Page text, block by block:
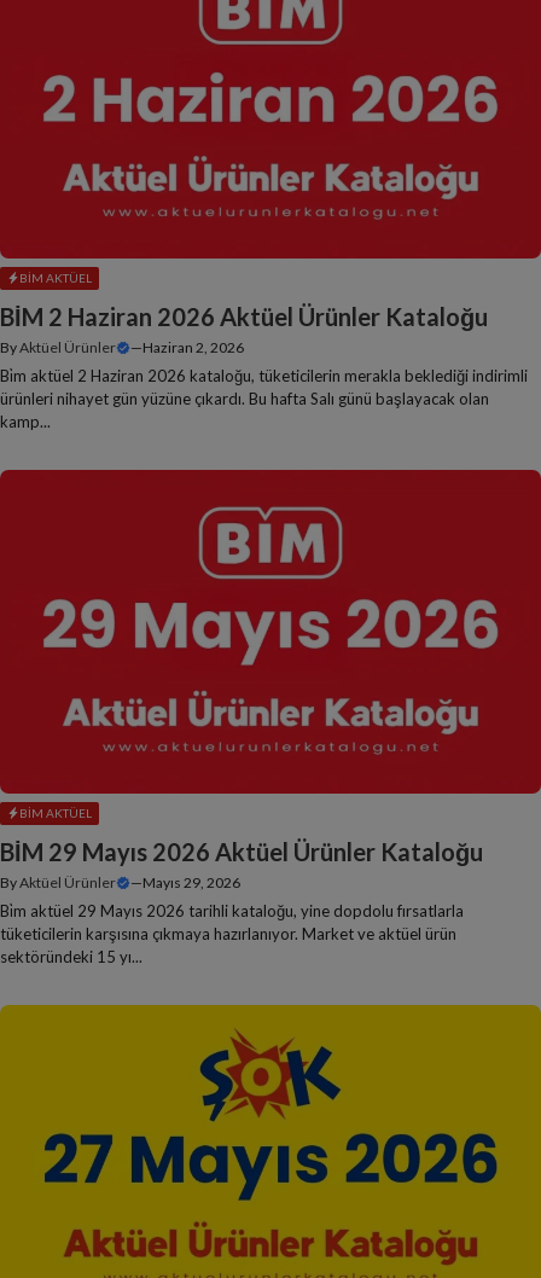
BIM AKTÜEL
BİM 2 Haziran 2026 Aktüel Ürünler Kataloğu
ByAktüel Ürünler —Haziran 2, 2026
Bi̇m aktüel 2 Haziran 2026 kataloğu, tüketicilerin merakla beklediği indirimli
ürünleri nihayet gün yüzüne çıkardı. Bu hafta Salı günü başlayacak olan
kamp...
BIM AKTÜEL
BİM 29 Mayıs 2026 Aktüel Ürünler Kataloğu
ByAktüel Ürünler —Mayıs 29, 2026
Bi̇m aktüel 29 Mayıs 2026 tarihli kataloğu, yine dopdolu fırsatlarla
tüketicilerin karşısına çıkmaya hazırlanıyor. Market ve aktüel ürün
sektöründeki 15 yı...